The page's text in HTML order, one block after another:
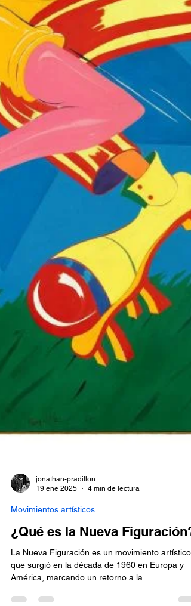
19 ene 2025
4 min de lectura
Movimientos artísticos
¿Qué es la Nueva Figuración?
La Nueva Figuración es un movimiento artístico
América, marcando un retorno a la...